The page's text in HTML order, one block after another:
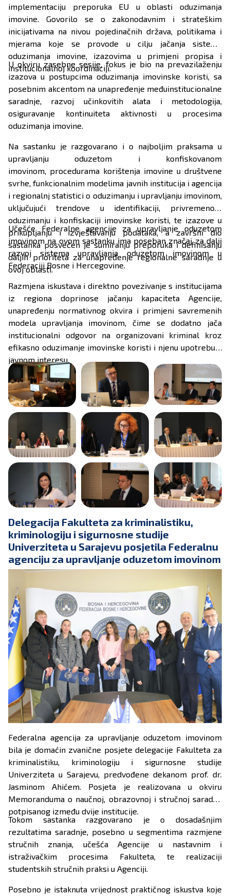
implementaciju preporuka EU u oblasti oduzimanja
imovine. Govorilo se o zakonodavnim i strateškim
inicijativama na nivou pojedinačnih država, politikama i
mjerama koje se provode u cilju jačanja sistema
oduzimanja imovine, izazovima u primjeni propisa i
institucionalnoj koordinaciji.
U okviru zasebne sesije, fokus je bio na prevazilaženju
izazova u postupcima oduzimanja imovinske koristi, sa
posebnim akcentom na unapređenje međuinstitucionalne
saradnje, razvoj učinkovitih alata i metodologija,
osiguravanje kontinuiteta aktivnosti u procesima
oduzimanja imovine.
Na sastanku je razgovarano i o najboljim praksama u
upravljanju oduzetom i konfiskovanom
imovinom, procedurama korištenja imovine u društvene
svrhe, funkcionalnim modelima javnih institucija i agencija
i regionalnj statistici o oduzimanju i upravljanju imovinom,
uključujući trendove u identifikaciji, privremenom
oduzimanju i konfiskaciji imovinske koristi, te izazove u
prikupljanju i izvještavanju podataka, a završni dio
sastanka posvećen je sumiranju preporuka i definisanju
daljih prioriteta za unapređenje regionalne saradnje u
ovoj oblasti.
Učešće Federalne agencije za upravljanje oduzetom
imovinom na ovom sastanku ima poseban značaj za dalji
razvoj sistema upravljanja oduzetom imovinom u
Federaciji Bosne i Hercegovine.
Razmjena iskustava i direktno povezivanje s institucijama
iz regiona doprinose jačanju kapaciteta Agencije,
unapređenju normativnog okvira i primjeni savremenih
modela upravljanja imovinom, čime se dodatno jača
institucionalni odgovor na organizovani kriminal kroz
efikasno oduzimanje imovinske koristi i njenu upotrebu u
javnom interesu.
Delegacija Fakulteta za kriminalistiku,
kriminologiju i sigurnosne studije
Univerziteta u Sarajevu posjetila Federalnu
agenciju za upravljanje oduzetom imovinom
Federalna agencija za upravljanje oduzetom imovinom
bila je domaćin zvanične posjete delegacije Fakulteta za
kriminalistiku, kriminologiju i sigurnosne studije
Univerziteta u Sarajevu, predvođene dekanom prof. dr.
Jasminom Ahićem. Posjeta je realizovana u okviru
Memoranduma o naučnoj, obrazovnoj i stručnoj saradnji
potpisanog između dvije institucije.
Tokom sastanka razgovarano je o dosadašnjim
rezultatima saradnje, posebno u segmentima razmjene
stručnih znanja, učešća Agencije u nastavnim i
istraživačkim procesima Fakulteta, te realizaciji
studentskih stručnih praksi u Agenciji.
Posebno je istaknuta vrijednost praktičnog iskustva koje